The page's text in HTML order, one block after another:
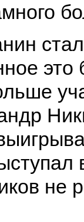
не